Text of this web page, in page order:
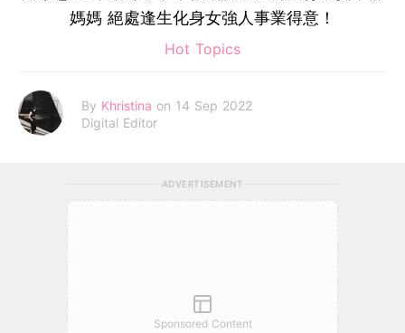
媽媽 絕處逢生化身女強人事業得意！
Hot Topics
By Khristina on 14 Sep 2022
Digital Editor
ADVERTISEMENT
Sponsored Content